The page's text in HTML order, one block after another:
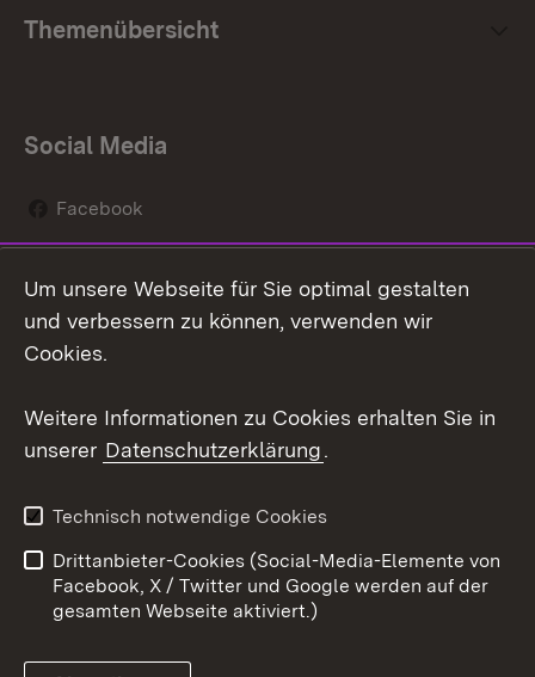
Themenübersicht
Social Media
Facebook
Social Wall
Youtube
Kontakt
Datenschutz
Barrierefreiheit
Impressum Cookies
Um unsere Webseite für Sie optimal gestalten
und verbessern zu können, verwenden wir
Cookies.
Weitere Informationen zu Cookies erhalten Sie in
unserer Datenschutzerklärung.
Technisch notwendige Cookies
Drittanbieter-Cookies (Social-Media-Elemente von
Facebook, X / Twitter und Google werden auf der
gesamten Webseite aktiviert.)